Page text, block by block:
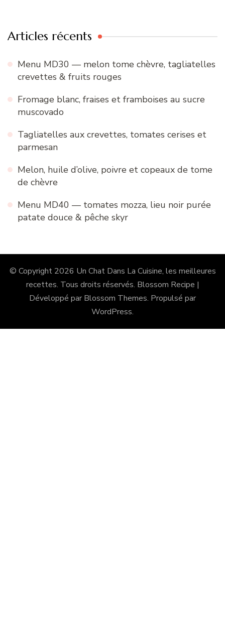
Articles récents
Menu MD30 — melon tome chèvre, tagliatelles
crevettes & fruits rouges
Fromage blanc, fraises et framboises au sucre
muscovado
Tagliatelles aux crevettes, tomates cerises et
parmesan
Melon, huile d’olive, poivre et copeaux de tome
de chèvre
Menu MD40 — tomates mozza, lieu noir purée
patate douce & pêche skyr
© Copyright 2026 Un Chat Dans La Cuisine, les meilleures
recettes. Tous droits réservés. Blossom Recipe |
Développé par Blossom Themes. Propulsé par
WordPress.